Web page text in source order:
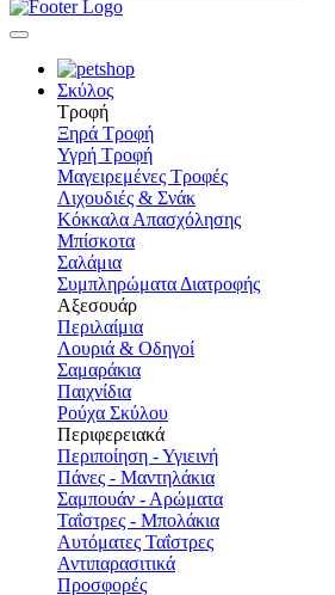
Σκύλος
Τροφή
Ξηρά Τροφή
Υγρή Τροφή
Μαγειρεμένες Τροφές
Λιχουδιές & Σνάκ
Κόκκαλα Απασχόλησης
Μπίσκοτα
Σαλάμια
Συμπληρώματα Διατροφής
Αξεσουάρ
Περιλαίμια
Λουριά & Οδηγοί
Σαμαράκια
Παιχνίδια
Ρούχα Σκύλου
Περιφερειακά
Περιποίηση - Υγιεινή
Πάνες - Μαντηλάκια
Σαμπουάν - Αρώματα
Ταΐστρες - Μπολάκια
Αυτόματες Ταΐστρες
Αντιπαρασιτικά
Προσφορές